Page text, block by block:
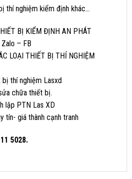
thí nghiệm kiểm định khác…
BỊ KIỂM ĐỊNH AN PHÁT
– FB
LOẠI THIẾT BỊ THÍ NGHIỆM
thí nghiệm Lasxd
chữa thiết bị.
lập PTN Las XD
tín- giá thành cạnh tranh
5028.